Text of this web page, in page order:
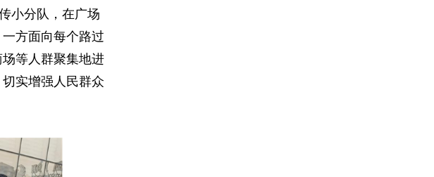
小分队，在广场
方面向每个路过
等人群聚集地进
实增强人民群众